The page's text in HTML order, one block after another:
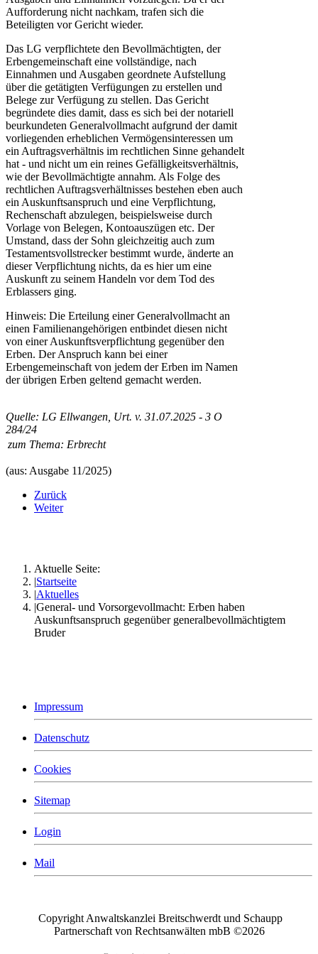
Aufforderung nicht nachkam, trafen sich die
Beteiligten vor Gericht wieder.
Das LG verpflichtete den Bevollmächtigten, der
Erbengemeinschaft eine vollständige, nach
Einnahmen und Ausgaben geordnete Aufstellung
über die getätigten Verfügungen zu erstellen und
Belege zur Verfügung zu stellen. Das Gericht
begründete dies damit, dass es sich bei der notariell
beurkundeten Generalvollmacht aufgrund der damit
vorliegenden erheblichen Vermögensinteressen um
ein Auftragsverhältnis im rechtlichen Sinne gehandelt
hat - und nicht um ein reines Gefälligkeitsverhältnis,
wie der Bevollmächtigte annahm. Als Folge des
rechtlichen Auftragsverhältnisses bestehen eben auch
ein Auskunftsanspruch und eine Verpflichtung,
Rechenschaft abzulegen, beispielsweise durch
Vorlage von Belegen, Kontoauszügen etc. Der
Umstand, dass der Sohn gleichzeitig auch zum
Testamentsvollstrecker bestimmt wurde, änderte an
dieser Verpflichtung nichts, da es hier um eine
Auskunft zu seinem Handeln vor dem Tod des
Erblassers ging.
Hinweis: Die Erteilung einer Generalvollmacht an
einen Familienangehörigen entbindet diesen nicht
von einer Auskunftsverpflichtung gegenüber den
Erben. Der Anspruch kann bei einer
Erbengemeinschaft von jedem der Erben im Namen
der übrigen Erben geltend gemacht werden.
Quelle: LG Ellwangen, Urt. v. 31.07.2025 - 3 O
284/24
zum Thema: Erbrecht
(aus: Ausgabe 11/2025)
Zurück
Weiter
Aktuelle Seite:
Startseite
Aktuelles
General- und Vorsorgevollmacht: Erben haben
Auskunftsanspruch gegenüber generalbevollmächtigtem
Bruder
Impressum
Datenschutz
Cookies
Sitemap
Login
Mail
Copyright Anwaltskanzlei Breitschwerdt und Schaupp
Partnerschaft von Rechtsanwälten mbB ©2026